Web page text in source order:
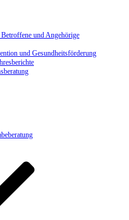
und Angehörige
und Gesundheitsförderung